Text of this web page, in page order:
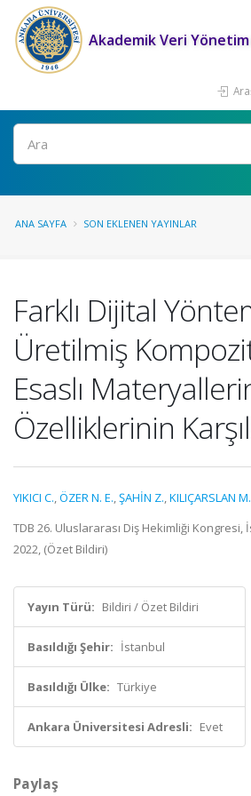
Akademik Veri
Ara
ANA SAYFA SON EKLENEN YAYINLAR
Farklı Dijital
Üretilmiş
Esaslı
Özelliklerinin
YIKICI C.,ÖZER N. E.,ŞAHİN Z.,KILIÇARSLAN
TDB 26. Uluslararası Diş Hekimliği Kongresi,
2022, (Özet Bildiri)
Yayın Türü: Bildiri / Özet Bildiri
Basıldığı Şehir: İstanbul
Basıldığı Ülke: Türkiye
Ankara Üniversitesi Adresli: Evet
Paylaş